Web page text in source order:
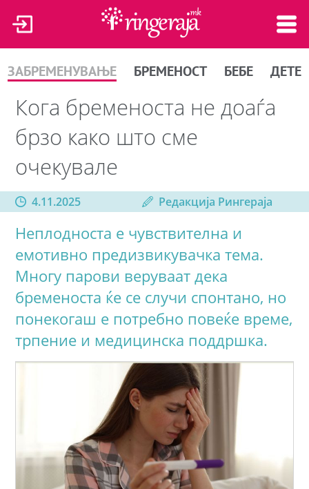
ЗАБРЕМЕНУВАЊЕ БРЕМЕНОСТ БЕБЕ ДЕТЕ
Кога бременоста не доаѓа
брзо како што сме
очекувале
4.11.2025 Редакција Рингераја
Неплодноста е чувствителна и
емотивно предизвикувачка тема.
Многу парови веруваат дека
бременоста ќе се случи спонтано, но
понекогаш е потребно повеќе време,
трпение и медицинска поддршка.